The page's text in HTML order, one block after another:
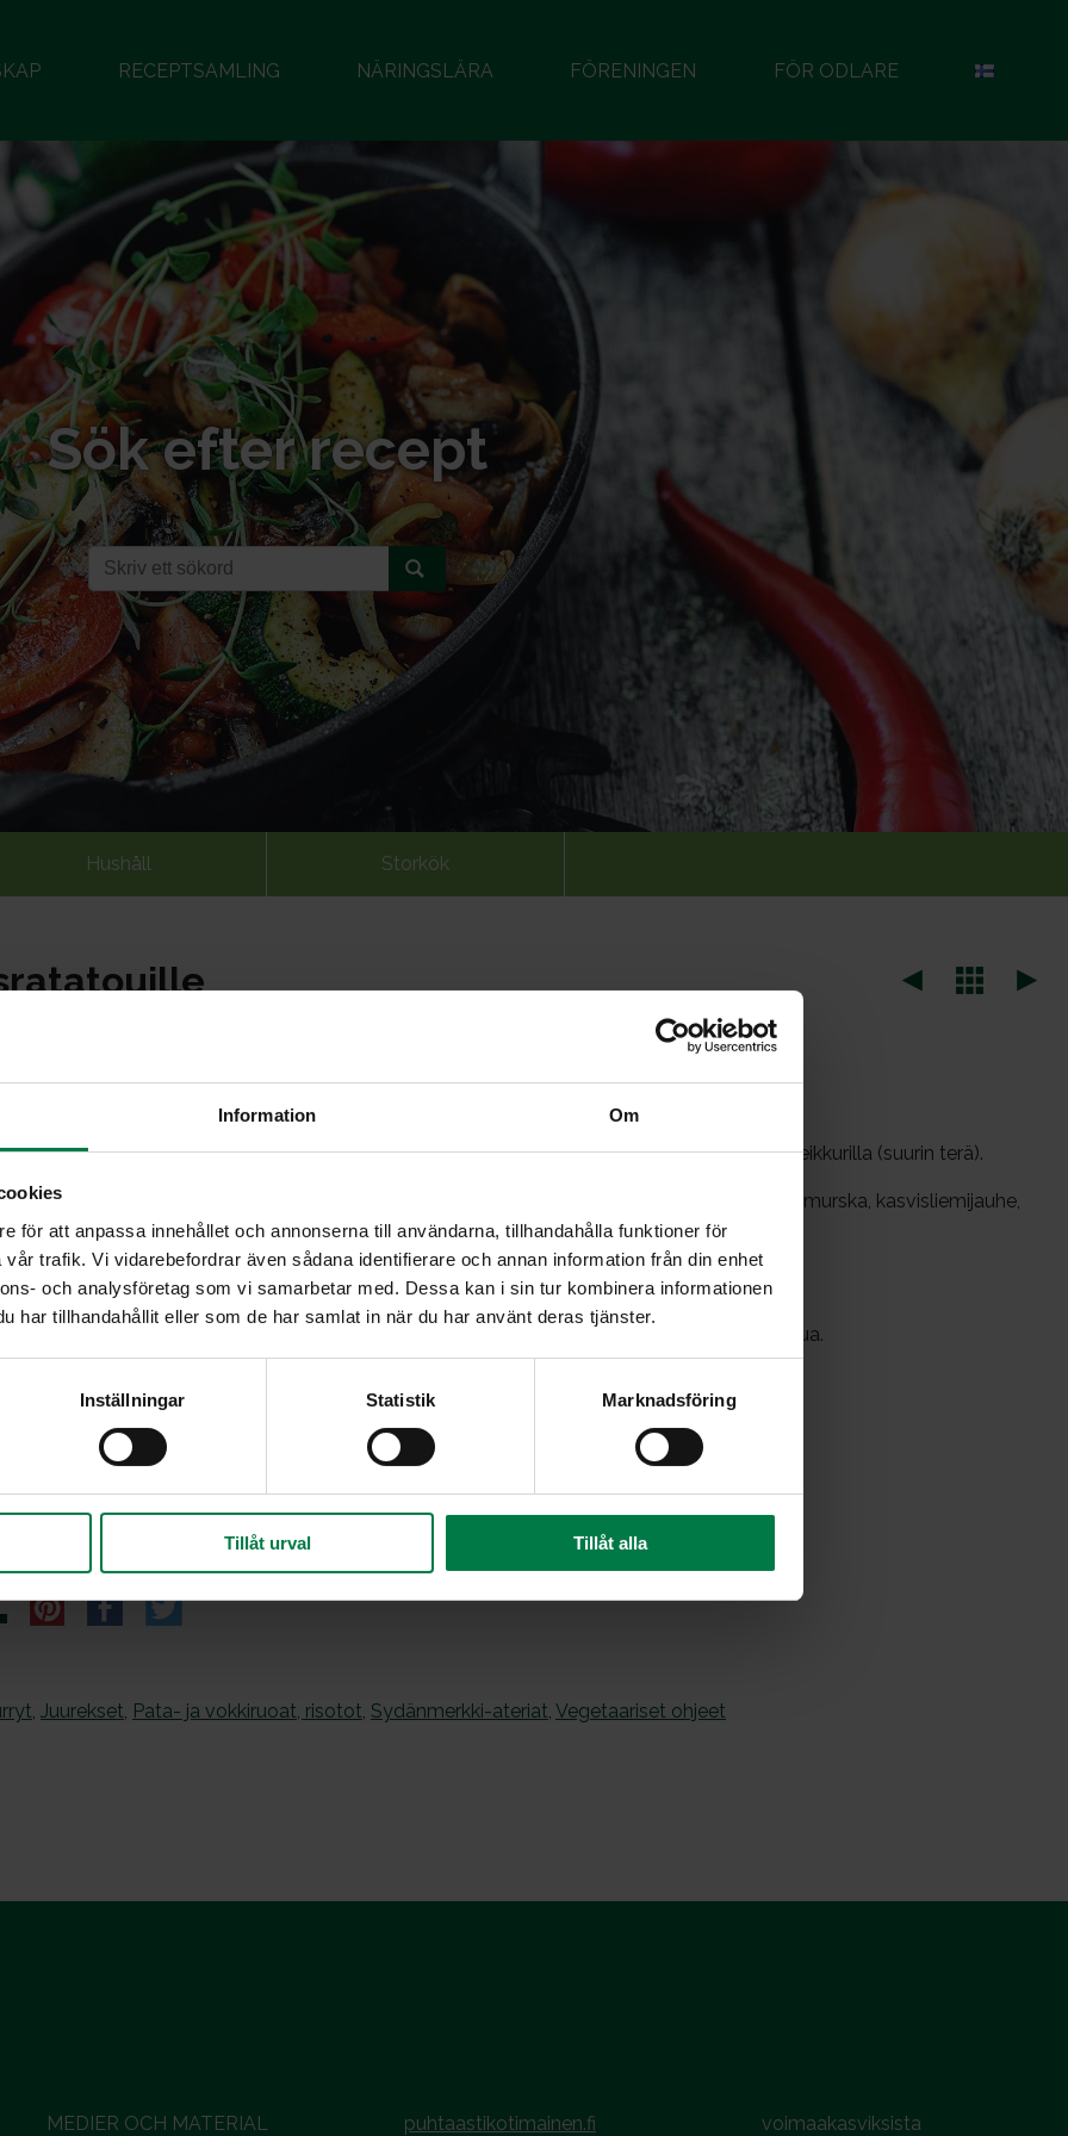
Information Om
för att anpassa innehållet och annonserna till användarna, tillhandahålla funktioner för
trafik. Vi vidarebefordrar även sådana identifierare och annan information från din enhet
och analysföretag som vi samarbetar med. Dessa kan i sin tur kombinera informationen
har tillhandahållit eller som de har samlat in när du har använt deras tjänster.
Inställningar Statistik Marknadsföring
Tillåt urval Tillåt alla
RECEPTSAMLING NÄRINGSLÄRA FÖRENINGEN FÖR ODLARE
Sök efter recept
Hushåll Storkök
kuutio, tuore
vähäsuolainen, l
tuore
Kuutioi lanttu, porkkana ja palsternakka kuutioiksi vihannesleikkurilla (suurin terä).
Laita pataan lanttu, porkkana ja palsternakka sekä tomaattimurska, kasvisliemijauhe,
laakerinlehti, maustepippuri, rosmariini, siirappi ja vesi.
Keitä juureksia n. 15 minuuttia.
Paloittele ja lisää lehtiselleri. Jatka keittämistä 10 minuuttia.
Tarjolle vietäessä ripottele ratatouillen pinnalle persiljasilppua.
, Juurekset, Pata- ja vokkiruoat, risotot, Sydänmerkki-ateriat, Vegetaariset ohjeet
MEDIER OCH MATERIAL puhtaastikotimainen.fi voimaakasviksista